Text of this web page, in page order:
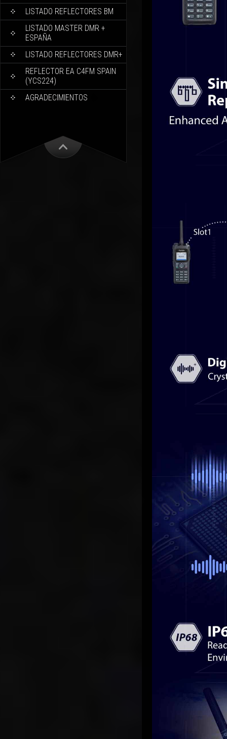
LISTADO REFLECTORES BM
LISTADO MASTER DMR +
ESPAÑA
LISTADO REFLECTORES DMR+
REFLECTOR EA C4FM SPAIN
(YCS224)
AGRADECIMIENTOS